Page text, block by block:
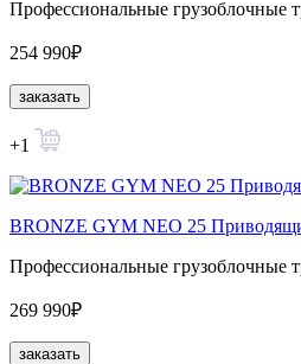
Профессиональные грузоблочные
254 990₽
заказать
+1
BRONZE GYM NEO 25
Профессиональные грузоблочные
269 990₽
заказать